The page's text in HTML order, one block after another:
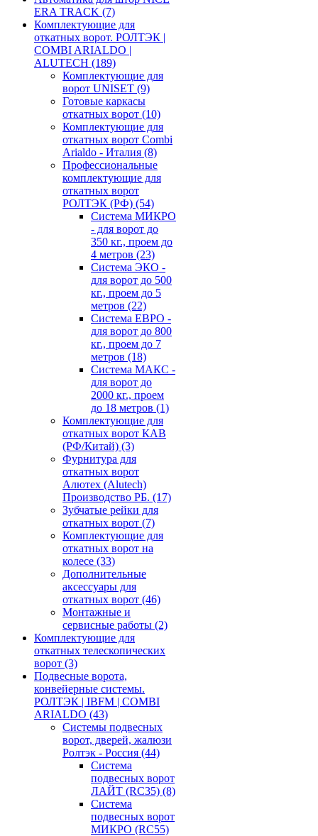
ERA TRACK (7)
Комплектующие для
откатных ворот. РОЛТЭК |
COMBI ARIALDO |
ALUTECH (189)
Комплектующие для
ворот UNISET (9)
Готовые каркасы
откатных ворот (10)
Комплектующие для
откатных ворот Combi
Arialdo - Италия (8)
Профессиональные
комплектующие для
откатных ворот
РОЛТЭК (РФ) (54)
Система МИКРО
- для ворот до
350 кг., проем до
4 метров (23)
Система ЭКО -
для ворот до 500
кг., проем до 5
метров (22)
Система ЕВРО -
для ворот до 800
кг., проем до 7
метров (18)
Система МАКС -
для ворот до
2000 кг., проем
до 18 метров (1)
Комплектующие для
откатных ворот КАВ
(РФ/Китай) (3)
Фурнитура для
откатных ворот
Алютех (Alutech)
Производство РБ. (17)
Зубчатые рейки для
откатных ворот (7)
Комплектующие для
откатных ворот на
колесе (33)
Дополнительные
аксессуары для
откатных ворот (46)
Монтажные и
сервисные работы (2)
Комплектующие для
откатных телескопических
ворот (3)
Подвесные ворота,
конвейерные системы.
РОЛТЭК | IBFM | COMBI
ARIALDO (43)
Системы подвесных
ворот, дверей, жалюзи
Ролтэк - Россия (44)
Система
подвесных ворот
ЛАЙТ (RC35) (8)
Система
подвесных ворот
МИКРО (RC55)